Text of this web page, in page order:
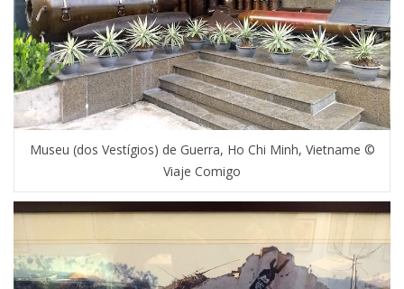
Museu (dos Vestígios) de Guerra, Ho Chi Minh, Vietname ©
Viaje Comigo